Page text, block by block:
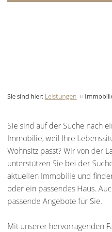
Sie sind hier: Leistungen
Sie sind auf der Suche nach
Immobilie, weil Ihre
Wohnsitz passt? Wir von der
unterstützen Sie bei der
aktuellen Immobilie und
oder ein passendes Haus.
passende Angebote für Sie.
Mit unserer hervorragenden